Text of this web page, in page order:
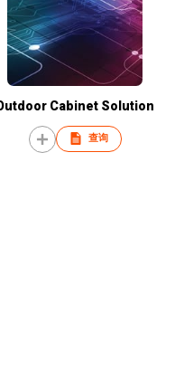
Cabinet Solution
查询